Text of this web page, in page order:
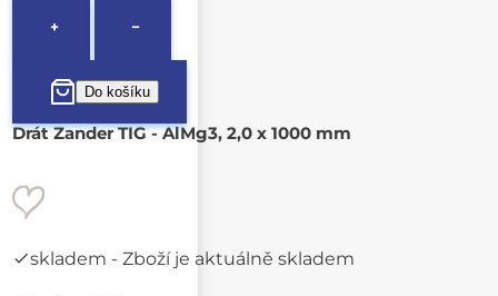
+ −
Drát Zander TIG - AlMg3, 2,0 x 1000 mm
skladem - Zboží je aktuálně skladem